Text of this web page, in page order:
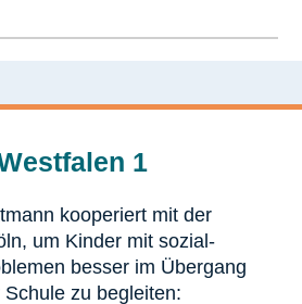
1
kooperiert mit der
um Kinder mit sozial-
besser im Übergang
zu begleiten: